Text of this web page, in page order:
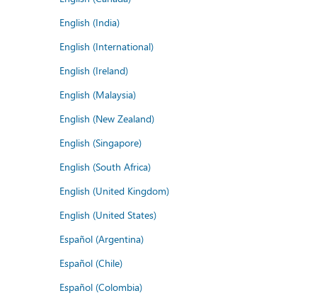
English (India)
English (International)
English (Ireland)
English (Malaysia)
English (New Zealand)
English (Singapore)
English (South Africa)
English (United Kingdom)
English (United States)
Español (Argentina)
Español (Chile)
Español (Colombia)